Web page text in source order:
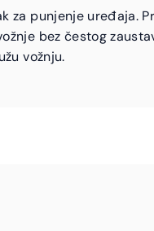
za punjenje uređaja.
bez čestog
vožnju.